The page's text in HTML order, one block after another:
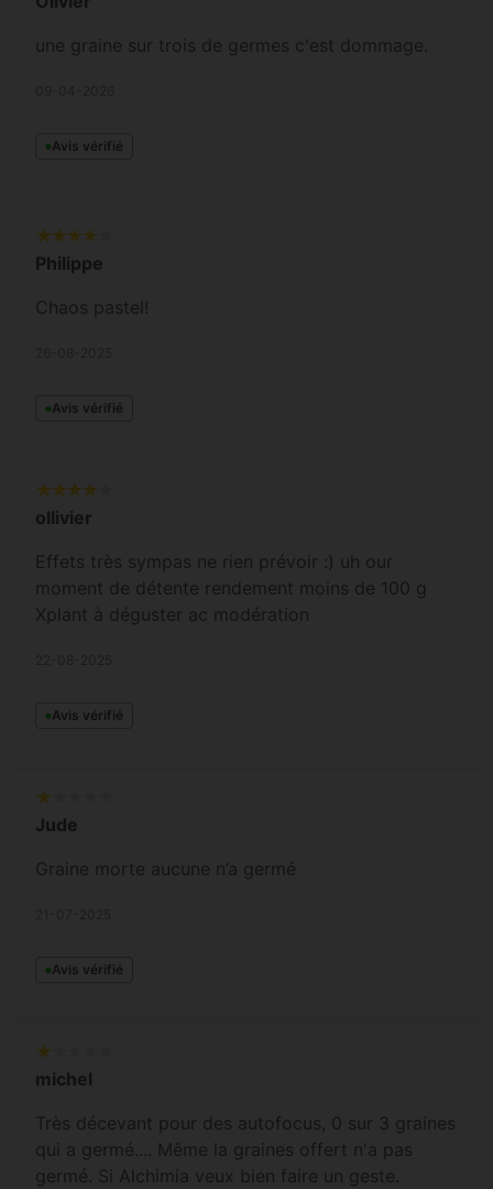
une graine sur trois de germes c'est dommage.
Avis vérifié
Philippe
Chaos pastel!
Avis vérifié
ollivier
Effets très sympas ne rien prévoir :) uh our
moment de détente rendement moins de 100 g
Xplant à déguster ac modération
Avis vérifié
Jude
Graine morte aucune n’a germé
Avis vérifié
michel
Très décevant pour des autofocus, 0 sur 3 graines
qui a germé.... Même la graines offert n'a pas
germé. Si Alchimia veux bien faire un geste.